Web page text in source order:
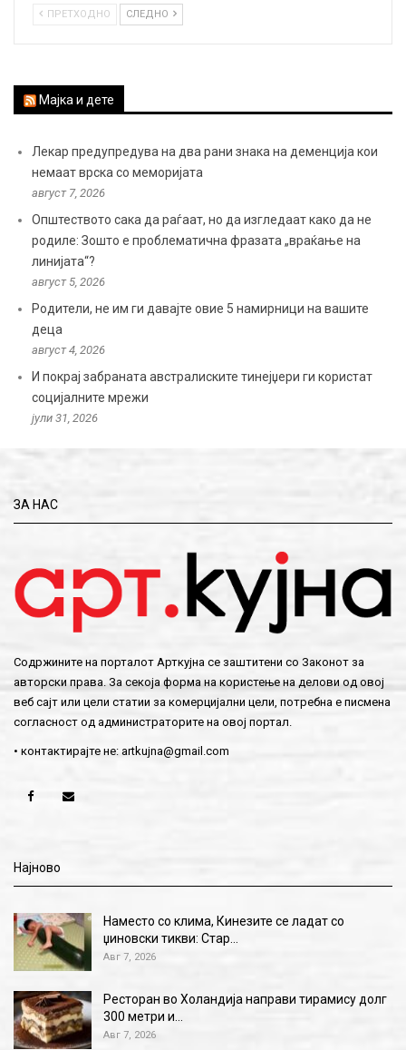
ПРЕТХОДНО СЛЕДНО
Мајка и дете
Лекар предупредува на два рани знака на деменција кои
немаат врска со меморијата
август 7, 2026
Општеството сака да раѓаат, но да изгледаат како да не
родиле: Зошто е проблематична фразата „враќање на
линијата“?
август 5, 2026
Родители, не им ги давајте овие 5 намирници на вашите
деца
август 4, 2026
И покрај забраната австралиските тинејџери ги користат
социјалните мрежи
јули 31, 2026
ЗА НАС
Содржините на порталот Арткујна се заштитени со Законот за
авторски права. За секоја форма на користење на делови од овој
веб сајт или цели статии за комерцијални цели, потребна е писмена
согласност од администраторите на овој портал.
• контактирајте не: artkujna@gmail.com
Најново
Наместо со клима, Кинезите се ладат со
џиновски тикви: Стар…
Авг 7, 2026
Ресторан во Холандија направи тирамису долг
300 метри и…
Авг 7, 2026